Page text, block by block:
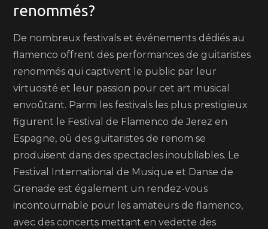
renommés?
De nombreux festivals et événements dédiés au
flamenco offrent des performances de guitaristes
renommés qui captivent le public par leur
virtuosité et leur passion pour cet art musical
envoûtant. Parmi les festivals les plus prestigieux
figurent le Festival de Flamenco de Jerez en
Espagne, où des guitaristes de renom se
produisent dans des spectacles inoubliables. Le
Festival International de Musique et Danse de
Grenade est également un rendez-vous
incontournable pour les amateurs de flamenco,
avec des concerts mettant en vedette des